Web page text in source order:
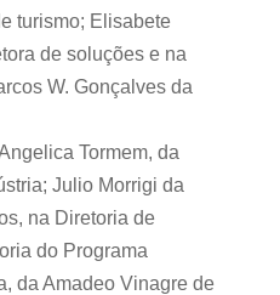
turismo; Elisabete
de soluções e na
W. Gonçalves da
Tormem, da
Julio Morrigi da
na Diretoria de
do Programa
da Amadeo Vinagre de